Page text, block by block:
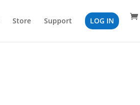
Store Support LOG IN